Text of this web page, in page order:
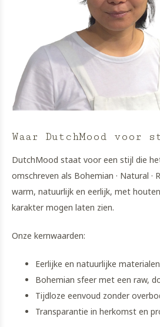
Waar DutchMood voor
DutchMood staat voor een stijl die
omschreven als Bohemian · Natural ·
warm, natuurlijk en eerlijk, met
karakter mogen laten zien.
Onze kernwaarden:
Eerlijke en natuurlijke materialen
Bohemian sfeer met een raw,
Tijdloze eenvoud zonder
Transparantie in herkomst en